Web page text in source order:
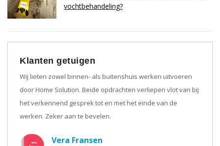
vochtbehandeling?
Klanten getuigen
Wij lieten zowel binnen- als buitenshuis werken uitvoeren
door Home Solution. Beide opdrachten verliepen vlot van bij
het verkennend gesprek tot en met het einde van de
werken. Zeker aan te bevelen.
Vera Fransen